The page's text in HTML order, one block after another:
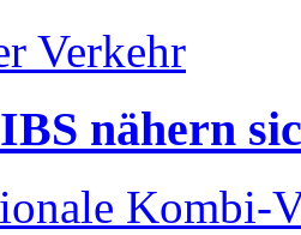
Verkehr
nähern
Kombi-